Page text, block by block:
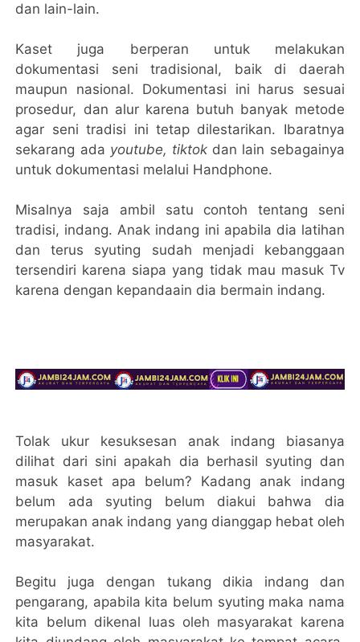
dan lain-lain.
Kaset juga berperan untuk melakukan
dokumentasi seni tradisional, baik di daerah
maupun nasional. Dokumentasi ini harus sesuai
prosedur, dan alur karena butuh banyak metode
agar seni tradisi ini tetap dilestarikan. Ibaratnya
sekarang ada youtube, tiktok dan lain sebagainya
untuk dokumentasi melalui Handphone.
Misalnya saja ambil satu contoh tentang seni
tradisi, indang. Anak indang ini apabila dia latihan
dan terus syuting sudah menjadi kebanggaan
tersendiri karena siapa yang tidak mau masuk Tv
karena dengan kepandaain dia bermain indang.
Tolak ukur kesuksesan anak indang biasanya
dilihat dari sini apakah dia berhasil syuting dan
masuk kaset apa belum? Kadang anak indang
belum ada syuting belum diakui bahwa dia
merupakan anak indang yang dianggap hebat oleh
masyarakat.
Begitu juga dengan tukang dikia indang dan
pengarang, apabila kita belum syuting maka nama
kita belum dikenal luas oleh masyarakat karena